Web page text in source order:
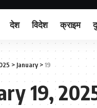
देश विदेश क्राइम
>January>19
19,